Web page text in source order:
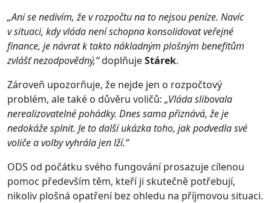
„Ani se nedivím, že v rozpočtu na to nejsou peníze. Navíc
v situaci, kdy vláda není schopna konsolidovat veřejné
finance, je návrat k takto nákladným plošným benefitům
zvlášť nezodpovědný,“doplňujeStárek.
Zároveň upozorňuje, že nejde jen o rozpočtový
problém, ale také o důvěru voličů: „Vláda slibovala
nerealizovatelné pohádky. Dnes sama přiznává, že je
nedokáže splnit. Je to další ukázka toho, jak podvedla své
voliče a volby vyhrála jen lží.“
ODS od počátku svého fungování prosazuje cílenou
pomoc především těm, kteří ji skutečně potřebují,
nikoliv plošná opatření bez ohledu na příjmovou situaci.